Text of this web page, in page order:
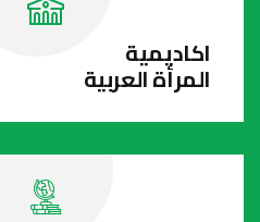
اكاديمية
المرأة العربية